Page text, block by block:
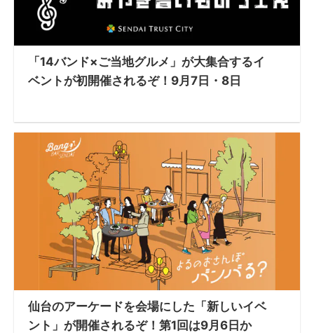
「14バンド×ご当地グルメ」が大集合するイ
ベントが初開催されるぞ！9月7日・8日
仙台のアーケードを会場にした「新しいイベ
ント」が開催されるぞ！第1回は9月6日か